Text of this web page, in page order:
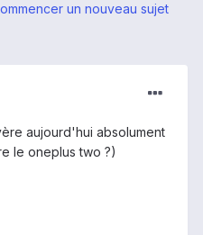
un nouveau sujet
aujourd'hui absolument
le oneplus two ?)